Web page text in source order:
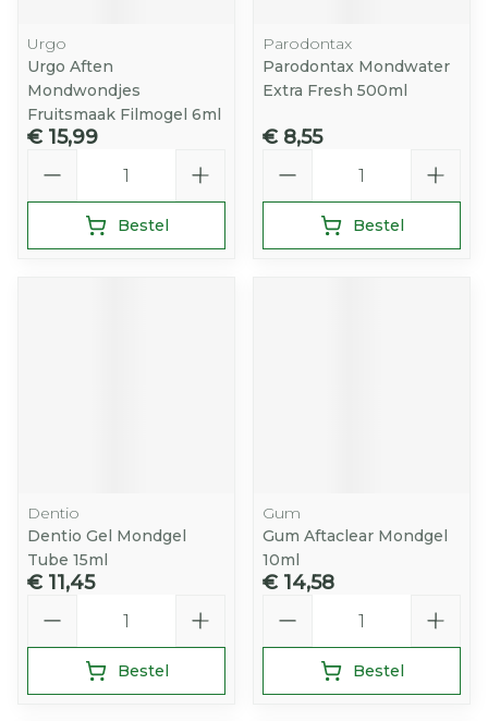
Urgo
Urgo Aften
Mondwondjes
Fruitsmaak Filmogel 6ml
€ 15,99
Bestel
Parodontax
Parodontax Mondwater
Extra Fresh 500ml
€ 8,55
Bestel
Dentio
Dentio Gel Mondgel
Tube 15ml
€ 11,45
Bestel
Gum
Gum Aftaclear Mondgel
10ml
€ 14,58
Bestel